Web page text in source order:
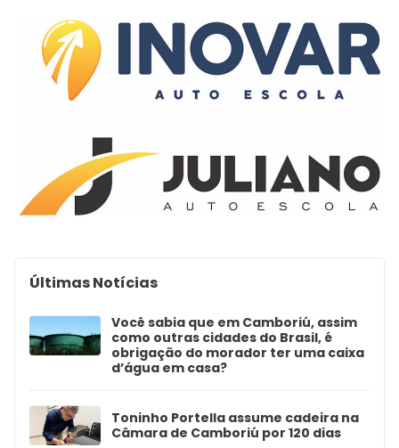
Últimas Notícias
Você sabia que em Camboriú, assim
como outras cidades do Brasil, é
obrigação do morador ter uma caixa
d’água em casa?
Toninho Portella assume cadeira na
Câmara de Camboriú por 120 dias